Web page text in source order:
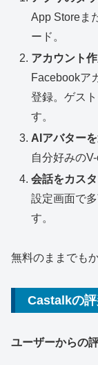
App Storeま
ード。
アカウント
Facebookア
登録。ゲス
す。
AIアバター
自分好みの
会話をカス
設定画面で
す。
無料のままでも
Castalkの評
ユーザーからの